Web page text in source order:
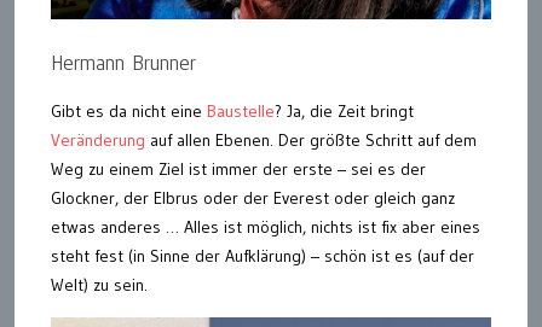
Hermann Brunner
Gibt es da nicht eine Baustelle? Ja, die Zeit bringt
Veränderung auf allen Ebenen. Der größte Schritt auf dem
Weg zu einem Ziel ist immer der erste – sei es der
Glockner, der Elbrus oder der Everest oder gleich ganz
etwas anderes … Alles ist möglich, nichts ist fix aber eines
steht fest (in Sinne der Aufklärung) – schön ist es (auf der
Welt) zu sein.